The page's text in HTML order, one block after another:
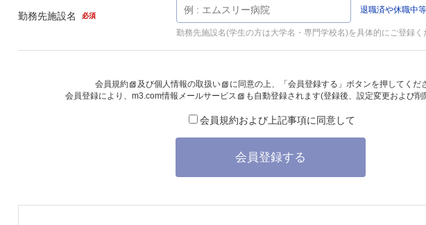
勤務先施設名 必須
退職済や休職中
勤務先施設名(学生の方は大学名・専門学校名)を具体的にご登録く
会員規約 及び個人情報の取扱い
に同意の上、「会員登録する」ボタンを押してくだ
会員登録により、 m3.com情報メールサービス も自動登録されます(登録後、設定変更および
会員規約および上記事項に同意して
会員登録する